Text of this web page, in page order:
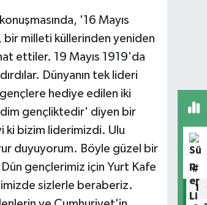
'16 Mayıs
bir milleti küllerinden yeniden
ettiler. 19 Mayıs 1919'da
Dünyanın tek lideri
hediye edilen iki
gençliktedir' diyen bir
ki bizim liderimizdi. Ulu
duyuyorum. Böyle güzel bir
gençlerimiz için Yurt Kafe
sizlerle beraberiz.
#
1